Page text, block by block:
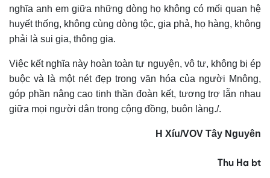
nghĩa anh em giữa những dòng họ không có mối quan hệ
huyết thống, không cùng dòng tộc, gia phả, họ hàng, không
phải là sui gia, thông gia.
Việc kết nghĩa này hoàn toàn tự nguyện, vô tư, không bị ép
buộc và là một nét đẹp trong văn hóa của người Mnông,
góp phần nâng cao tinh thần đoàn kết, tương trợ lẫn nhau
giữa mọi người dân trong cộng đồng, buôn làng./.
H Xíu/VOV Tây Nguyên
Thu Ha bt